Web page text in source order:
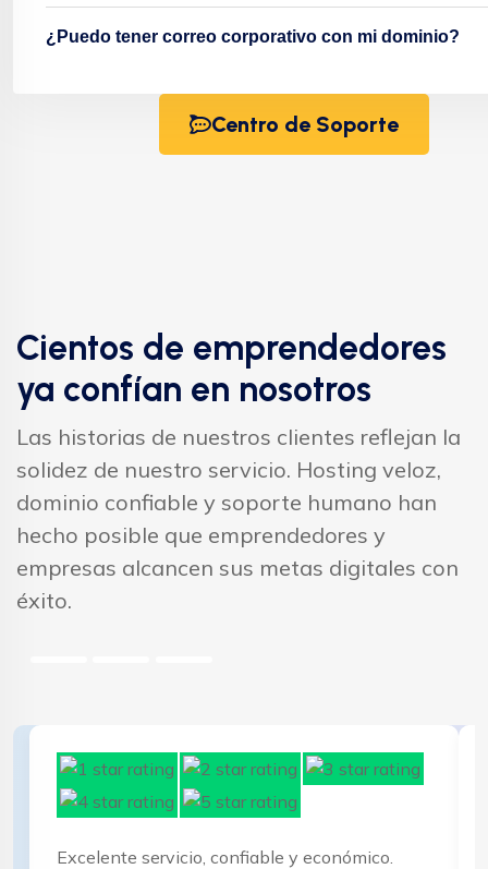
¿Puedo tener correo corporativo con mi dominio?
Centro de Soporte
Cientos de emprendedores
ya confían en nosotros
Las historias de nuestros clientes reflejan la
solidez de nuestro servicio. Hosting veloz,
dominio confiable y soporte humano han
hecho posible que emprendedores y
empresas alcancen sus metas digitales con
éxito.
Excelente servicio, confiable y económico.